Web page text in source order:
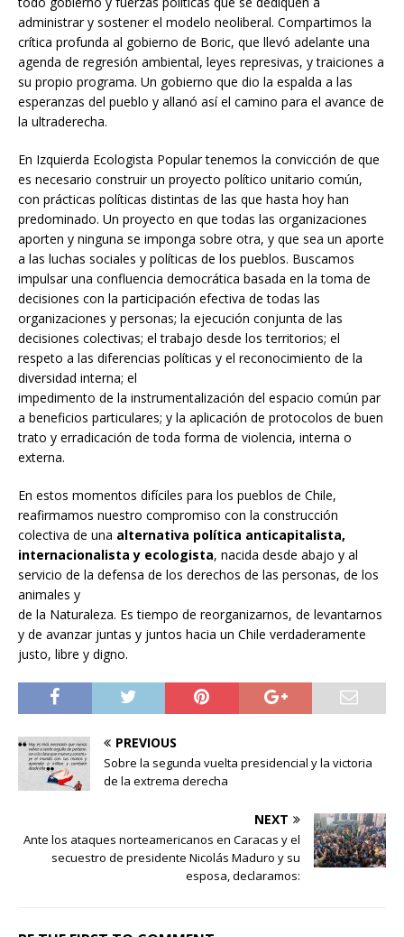
administrar y sostener el modelo neoliberal. Compartimos la
crítica profunda al gobierno de Boric, que llevó adelante una
agenda de regresión ambiental, leyes represivas, y traiciones a
su propio programa. Un gobierno que dio la espalda a las
esperanzas del pueblo y allanó así el camino para el avance de
la ultraderecha.
En Izquierda Ecologista Popular tenemos la convicción de que
es necesario construir un proyecto político unitario común,
con prácticas políticas distintas de las que hasta hoy han
predominado. Un proyecto en que todas las organizaciones
aporten y ninguna se imponga sobre otra, y que sea un aporte
a las luchas sociales y políticas de los pueblos. Buscamos
impulsar una confluencia democrática basada en la toma de
decisiones con la participación efectiva de todas las
organizaciones y personas; la ejecución conjunta de las
decisiones colectivas; el trabajo desde los territorios; el
respeto a las diferencias políticas y el reconocimiento de la
diversidad interna; el
impedimento de la instrumentalización del espacio común par
a beneficios particulares; y la aplicación de protocolos de buen
trato y erradicación de toda forma de violencia, interna o
externa.
En estos momentos difíciles para los pueblos de Chile,
reafirmamos nuestro compromiso con la construcción
colectiva de una alternativa política anticapitalista,
internacionalista y ecologista, nacida desde abajo y al
servicio de la defensa de los derechos de las personas, de los
animales y
de la Naturaleza. Es tiempo de reorganizarnos, de levantarnos
y de avanzar juntas y juntos hacia un Chile verdaderamente
justo, libre y digno.
PREVIOUS
Sobre la segunda vuelta presidencial y la victoria
de la extrema derecha
NEXT
Ante los ataques norteamericanos en Caracas y el
secuestro de presidente Nicolás Maduro y su
esposa, declaramos: